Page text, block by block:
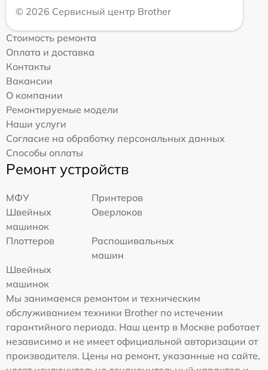
© 2026 Сервисный центр Brother
Стоимость ремонта
Оплата и доставка
Контакты
Вакансии
О компании
Ремонтируемые модели
Наши услуги
Согласие на обработку персональных данных
Способы оплаты
Ремонт устройств
МФУ
Принтеров
Швейных
машинок
Оверлоков
Плоттеров
Распошивальных
машин
Швейных
машинок
Мы занимаемся ремонтом и техническим
обслуживанием техники Brother по истечении
гарантийного периода. Наш центр в Москве работает
независимо и не имеет официальной авторизации от
производителя. Цены на ремонт, указанные на сайте,